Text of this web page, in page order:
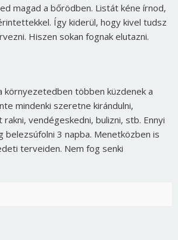
magad a bőrödben. Listát kéne írnod,
Így kiderül, hogy kivel tudsz
Hiszen sokan fognak elutazni.
környezetedben többen küzdenek a
mindenki szeretne kirándulni,
vendégeskedni, bulizni, stb. Ennyi
belezsúfolni 3 napba. Menetközben is
terveiden. Nem fog senki